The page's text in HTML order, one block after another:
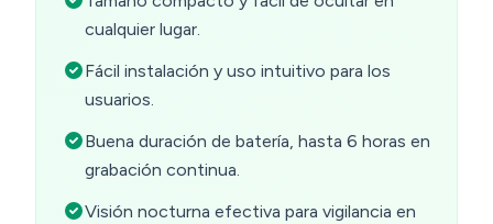
cualquier lugar.
Fácil instalación y uso intuitivo para los
usuarios.
Buena duración de batería, hasta 6 horas en
grabación continua.
Visión nocturna efectiva para vigilancia en